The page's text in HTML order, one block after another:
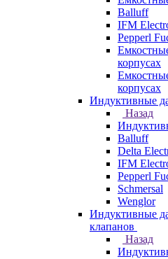
Balluff
IFM
Pepperl
корпусах
корпусах
Индуктивные
Назад
Balluff
Delta
IFM
Pepperl
Schmersal
Wenglor
Индуктивные
клапанов
Назад